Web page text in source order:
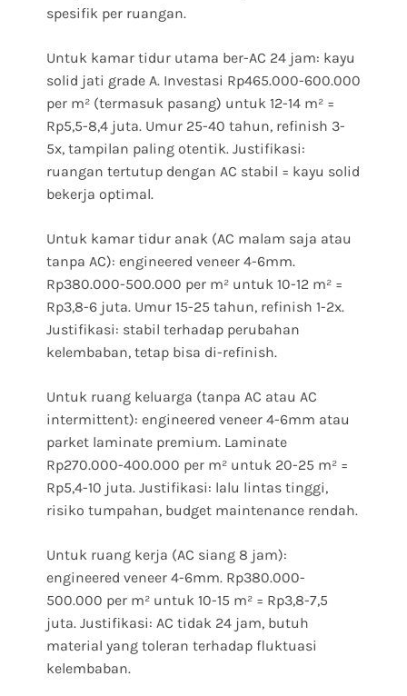
spesifik per ruangan.
Untuk kamar tidur utama ber-AC 24 jam: kayu
solid jati grade A. Investasi Rp465.000-600.000
per m² (termasuk pasang) untuk 12-14 m² =
Rp5,5-8,4 juta. Umur 25-40 tahun, refinish 3-
5x, tampilan paling otentik. Justifikasi:
ruangan tertutup dengan AC stabil = kayu solid
bekerja optimal.
Untuk kamar tidur anak (AC malam saja atau
tanpa AC): engineered veneer 4-6mm.
Rp380.000-500.000 per m² untuk 10-12 m² =
Rp3,8-6 juta. Umur 15-25 tahun, refinish 1-2x.
Justifikasi: stabil terhadap perubahan
kelembaban, tetap bisa di-refinish.
Untuk ruang keluarga (tanpa AC atau AC
intermittent): engineered veneer 4-6mm atau
parket laminate premium. Laminate
Rp270.000-400.000 per m² untuk 20-25 m² =
Rp5,4-10 juta. Justifikasi: lalu lintas tinggi,
risiko tumpahan, budget maintenance rendah.
Untuk ruang kerja (AC siang 8 jam):
engineered veneer 4-6mm. Rp380.000-
500.000 per m² untuk 10-15 m² = Rp3,8-7,5
juta. Justifikasi: AC tidak 24 jam, butuh
material yang toleran terhadap fluktuasi
kelembaban.